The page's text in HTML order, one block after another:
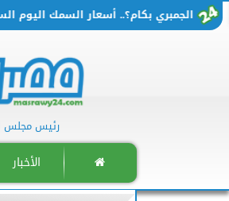
الجمبري بكام؟.. أسعار السمك اليوم السبت 11 أبريل 2026 في الأسواق المصرية
رئيس مجلس
الأخبار